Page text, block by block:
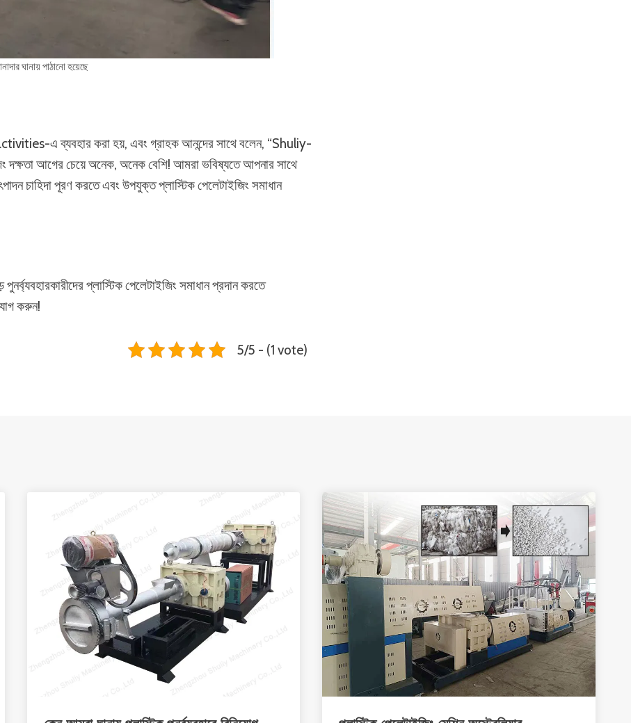
ঘানায় পাঠানো হয়েছে
এ ব্যবহার করা হয়, এবং গ্রাহক আনন্দের সাথে বলেন, “Shuliy-
দক্ষতা আগের চেয়ে অনেক, অনেক বেশি! আমরা ভবিষ্যতে আপনার সাথে
চাহিদা পূরণ করতে এবং উপযুক্ত প্লাস্টিক পেলেটাইজিং সমাধান
প্লাস্টিক পেলেটাইজিং সমাধান প্রদান করতে
করুন!
5/5 - (1 vote)